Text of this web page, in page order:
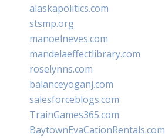
alaskapolitics.com
stsmp.org
manoelneves.com
mandelaeffectlibrary.com
roselynns.com
balanceyoganj.com
salesforceblogs.com
TrainGames365.com
BaytownEvaCationRentals.com